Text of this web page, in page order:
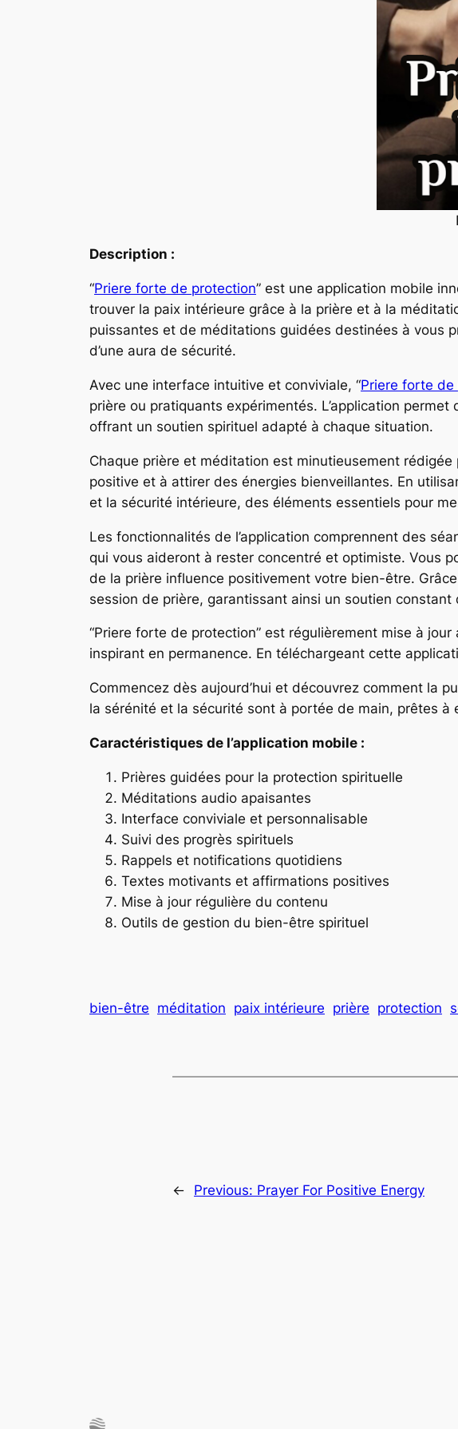
Description :
“Priere forte de protection” est une application mobile
trouver la paix intérieure grâce à la prière et à la
puissantes et de méditations guidées destinées à vous
d’une aura de sécurité.
Avec une interface intuitive et conviviale, “Priere forte de
prière ou pratiquants expérimentés. L’application
offrant un soutien spirituel adapté à chaque situation.
Chaque prière et méditation est minutieusement
positive et à attirer des énergies bienveillantes. En
et la sécurité intérieure, des éléments essentiels pour
Les fonctionnalités de l’application comprennent des
qui vous aideront à rester concentré et optimiste. Vous
de la prière influence positivement votre bien-être.
session de prière, garantissant ainsi un soutien
“Priere forte de protection” est régulièrement mise à
inspirant en permanence. En téléchargeant cette
Commencez dès aujourd’hui et découvrez comment la
la sérénité et la sécurité sont à portée de main, prêtes à
Caractéristiques de l’application mobile :
Prières guidées pour la protection spirituelle
Méditations audio apaisantes
Interface conviviale et personnalisable
Suivi des progrès spirituels
Rappels et notifications quotidiens
Textes motivants et affirmations positives
Mise à jour régulière du contenu
Outils de gestion du bien-être spirituel
bien-être méditation paix intérieure prière protection
← Previous: Prayer For Positive Energy